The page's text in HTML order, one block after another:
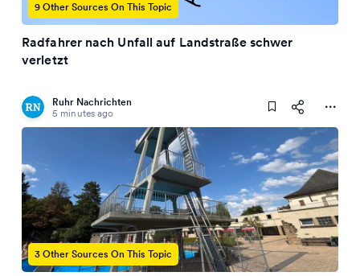
9 Other Sources On This Topic
Radfahrer nach Unfall auf Landstraße schwer
verletzt
Ruhr Nachrichten
5 minutes ago
3 Other Sources On This Topic